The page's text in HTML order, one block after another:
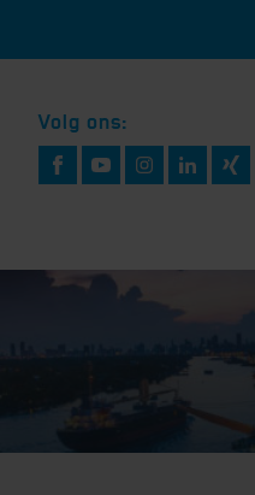
Volg ons: